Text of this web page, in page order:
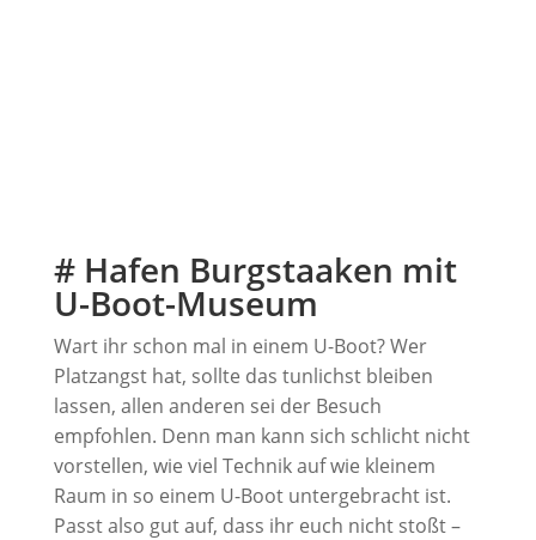
# Hafen Burgstaaken mit
U-Boot-Museum
Wart ihr schon mal in einem U-Boot? Wer
Platzangst hat, sollte das tunlichst bleiben
lassen, allen anderen sei der Besuch
empfohlen. Denn man kann sich schlicht nicht
vorstellen, wie viel Technik auf wie kleinem
Raum in so einem U-Boot untergebracht ist.
Passt also gut auf, dass ihr euch nicht stoßt –